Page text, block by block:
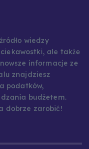
wiedzy
ale także
informacje ze
znajdziesz
podatków,
budżetem.
dobrze zarobić!